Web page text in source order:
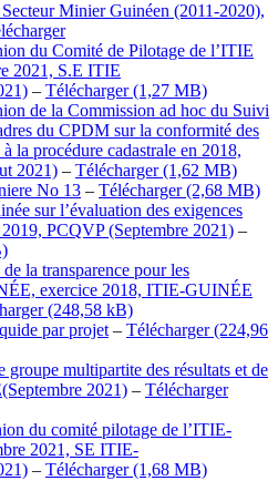
Minier Guinéen (2011-2020),
du Comité de Pilotage de l’ITIE
2021, S.E ITIE
– Télécharger
de la Commission ad hoc du Suivi
du CPDM sur la conformité des
la procédure cadastrale en 2018,
2021) – Télécharger
No 13 – Télécharger
sur l’évaluation des exigences
PCQVP (Septembre 2021) –
la transparence pour les
exercice 2018, ITIE-GUINÉE
par projet – Télécharger
groupe multipartite des résultats et de
2021) – Télécharger
du comité pilotage de l’ITIE-
2021, SE ITIE-
– Télécharger